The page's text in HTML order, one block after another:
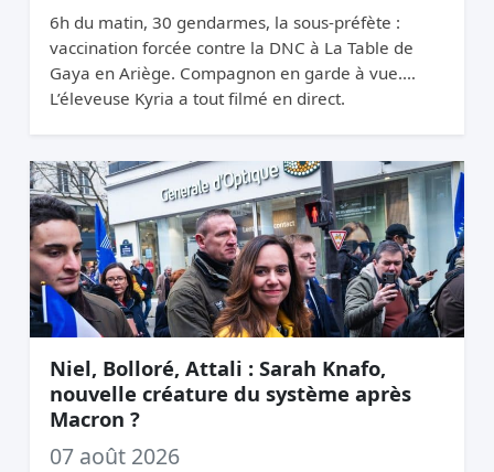
6h du matin, 30 gendarmes, la sous-préfète :
vaccination forcée contre la DNC à La Table de
Gaya en Ariège. Compagnon en garde à vue.
L’éleveuse Kyria a tout filmé en direct.
Niel, Bolloré, Attali : Sarah Knafo,
nouvelle créature du système après
Macron ?
07 août 2026